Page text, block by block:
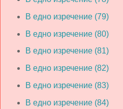
В едно изречение (79)
В едно изречение (80)
В едно изречение (81)
В едно изречение (82)
В едно изречение (83)
В едно изречение (84)